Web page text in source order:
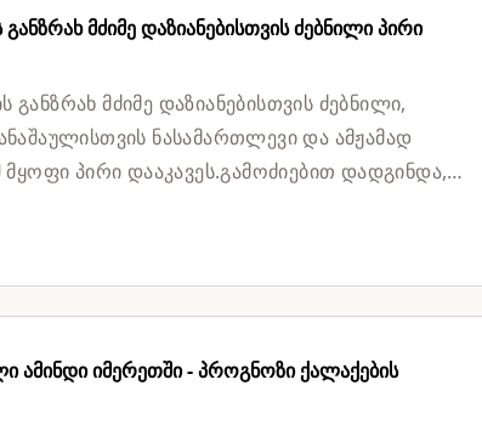
მძიმე დაზიანებისთვის ძებნილი პირი
მძიმე დაზიანებისთვის ძებნილი,
ნასამართლევი და ამჟამად
მყოფი პირი დააკავეს.გამოძიებით დადგინდა,
ამინდი იმერეთში - პროგნოზი ქალაქების